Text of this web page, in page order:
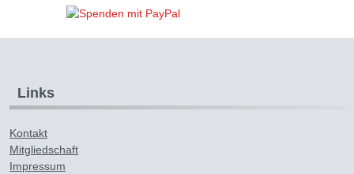
Links
Kontakt
Mitgliedschaft
Impressum